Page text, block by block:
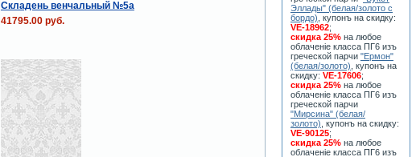
Складень венчальный №5а
41795.00 руб.
Эллады" (белая/золото с
бордо) , купонъ на скидку:
VE-18962;
скидка 25% на любое
облаченiе класса ПГ6 изъ
греческой парчи "Ермон"
(белая/золото) , купонъ на
скидку: VE-17606;
скидка 25% на любое
облаченiе класса ПГ6 изъ
греческой парчи
"Мирсина" (белая/
золото) , купонъ на скидку:
VE-90125;
скидка 25% на любое
облаченiе класса ПГ6 изъ